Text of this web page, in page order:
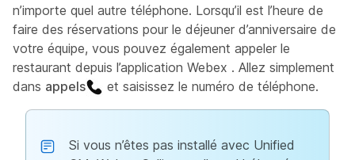
n’importe quel autre téléphone. Lorsqu’il est l’heure de
faire des réservations pour le déjeuner d’anniversaire de
votre équipe, vous pouvez également appeler le
restaurant depuis l’application Webex . Allez simplement
dans appels et saisissez le numéro de téléphone.
Si vous n’êtes pas installé avec Unified